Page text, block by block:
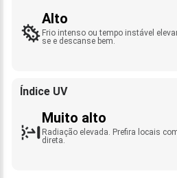
Alto
Frio intenso ou tempo instável
se e descanse bem.
Índice UV
Muito alto
Radiação elevada. Prefira locais
direta.